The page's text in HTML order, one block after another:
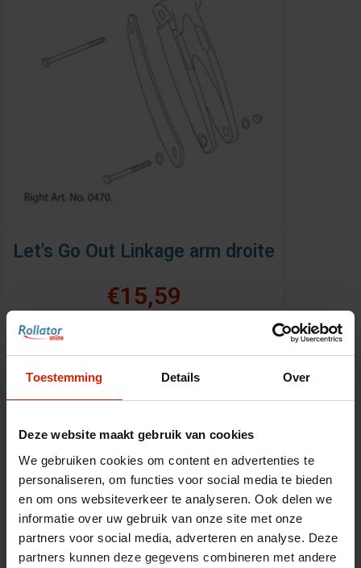
Toestemming Details Over
Deze website maakt gebruik van cookies
We gebruiken cookies om content en advertenties te
personaliseren, om functies voor social media te bieden
en om ons websiteverkeer te analyseren. Ook delen we
informatie over uw gebruik van onze site met onze
partners voor social media, adverteren en analyse. Deze
partners kunnen deze gegevens combineren met andere
Let's Go Out Linkage arm droite
€15,59